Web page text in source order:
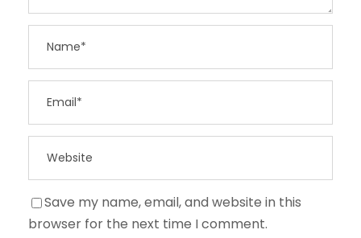
Save my name, email, and website in this
browser for the next time I comment.